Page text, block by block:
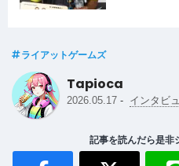
ライアットゲームズ
Tapioca
2026.05.17 - インタビ
記事を読んだら是非